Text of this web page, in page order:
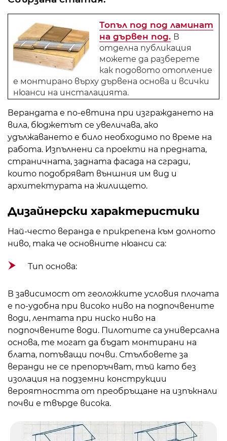
Топъл под под ламинат
на дървен под. В
отделна публикация
можете да разберете
как подовото отопление
е монтирано върху дървена основа и всички
нюанси на инсталацията.
Верандата е по-евтина при изграждането на
вила, бюджетът се увеличава, ако
удължаването е било необходимо по време на
работа. Изпълнени са проекти на предната,
страничната, задната фасада на сгради,
които подобряват външния им вид и
архитектурата на жилището.
Дизайнерски характеристики
Най-често веранда е прикрепена към долното
ниво, така че основните нюанси са:
Тип основа:
В зависимост от геоложките условия плочата
е по-удобна при високо ниво на подпочвените
води, лентата при ниско ниво на
подпочвените води. Пилотите са универсална
основа, те могат да бъдат монтирани на
блата, потъващи почви. Стълбовете за
веранди не се препоръчват, тъй като без
изолация на подземни конструкции
вероятността от преобръщане на изпъкнали
почви е твърде висока.